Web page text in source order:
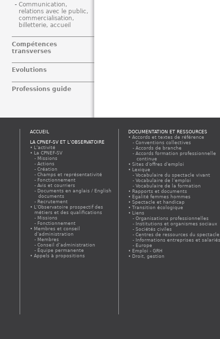
Communication,
relations avec le public,
commercialisation,
billetterie, accueil
Compétences
transverses
Evolutions
Professions guide
ACCUEIL
LA CPNEF-SV ET L’OBSERVATOIRE
L’activité
La CPNEF-SV
Missions
Actions
Création
Champs et représentativité
Fonctionnement
Avis et courriers
Documents en anglais / English
documents
Recrutement
L’Observatoire prospectif des
métiers et des qualifications
Missions
Fonctionnement
Membres et conseil
d’administration
Membres
Conseil d’administration
Équipe permanente
Appels à propositions
DOCUMENTATION ET RESSOURCES
Accords et textes de référence
Conventions collectives
Accords de branche
Accords formation professionnelle
continue
Sites d'offres d'emploi
Lexique
Vocabulaire du spectacle vivant
Vocabulaire de l’emploi
Vocabulaire de la formation
Rapports et documents
Egalité femmes hommes
Spectacle et handicap
Transition écologique
Liens
Organisations professionnelles
Institutions et organismes sociaux
Sociétés civiles
Centres de ressources du spectacle
Informations entreprises et
Europe
Emploi - GRH
Droit, gestion